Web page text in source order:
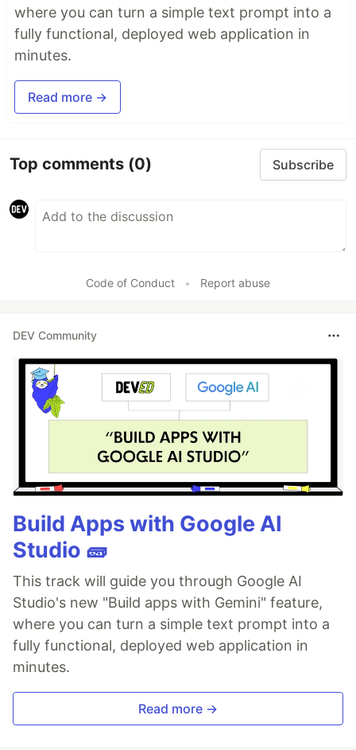
where you can turn a simple text prompt into a
fully functional, deployed web application in
minutes.
Read more →
Top comments (0) Subscribe
Code of Conduct • Report abuse
DEV Community
Build Apps with Google AI
Studio 🧱
This track will guide you through Google AI
Studio's new "Build apps with Gemini" feature,
where you can turn a simple text prompt into a
fully functional, deployed web application in
minutes.
Read more →